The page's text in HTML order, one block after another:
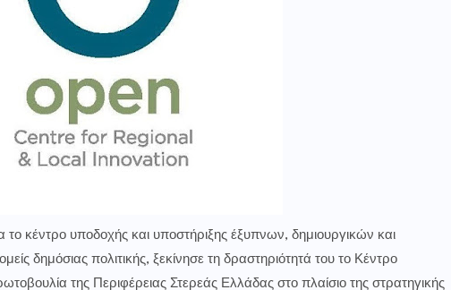
κέντρο υποδοχής και υποστήριξης έξυπνων, δημιουργικών και
δημόσιας πολιτικής, ξεκίνησε τη δραστηριότητά του το Κέντρο
της Περιφέρειας Στερεάς Ελλάδας στο πλαίσιο της στρατηγικής